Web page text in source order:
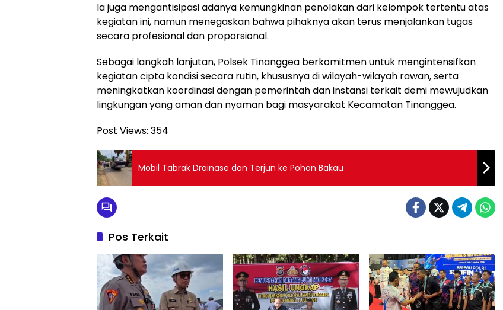
Ia juga mengantisipasi adanya kemungkinan penolakan dari kelompok tertentu atas
kegiatan ini, namun menegaskan bahwa pihaknya akan terus menjalankan tugas
secara profesional dan proporsional.
Sebagai langkah lanjutan, Polsek Tinanggea berkomitmen untuk mengintensifkan
kegiatan cipta kondisi secara rutin, khususnya di wilayah-wilayah rawan, serta
meningkatkan koordinasi dengan pemerintah dan instansi terkait demi mewujudkan
lingkungan yang aman dan nyaman bagi masyarakat Kecamatan Tinanggea.
Post Views: 354
Mobil Tabrak Drainase dan Terjun ke Pohon Bakau
Pos Terkait